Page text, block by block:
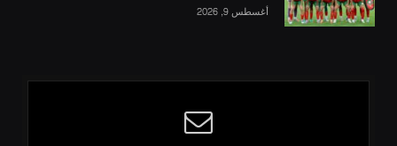
أغسطس 9, 2026